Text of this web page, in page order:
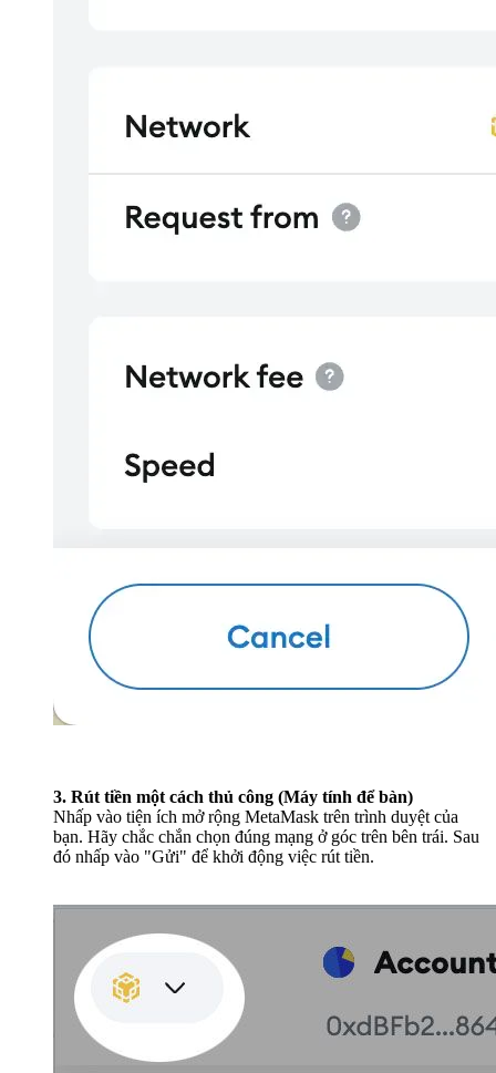
3. Rút tiền một cách thủ công (Máy tính để bàn)
Nhấp vào tiện ích mở rộng MetaMask trên trình duyệt của
bạn. Hãy chắc chắn chọn đúng mạng ở góc trên bên trái. Sau
đó nhấp vào "Gửi" để khởi động việc rút tiền.